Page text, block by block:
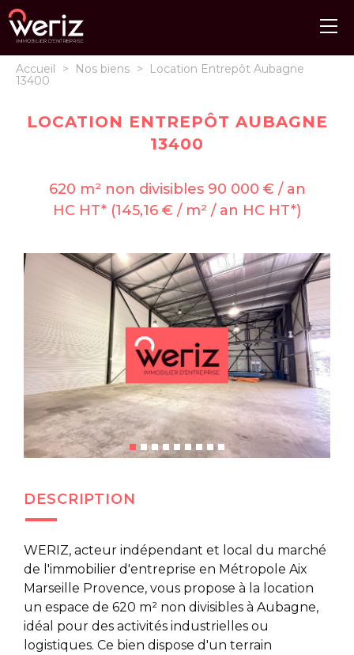
Accueil > Nos biens >
Location Entrepôt Aubagne
13400
LOCATION ENTREPÔT AUBAGNE
13400
620 m² non divisibles 90 000 € / an
HC HT* (145,16 € / m² / an HC HT*)
DESCRIPTION
WERIZ, acteur indépendant et local du marché
de l'immobilier d'entreprise en Métropole Aix
Marseille Provence, vous propose à la location
un espace de 620 m² non divisibles à Aubagne,
idéal pour des activités industrielles ou
logistiques. Ce bien dispose d'un terrain